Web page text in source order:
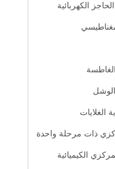
الكهربائية
الغلايات
ذات مرحلة واحدة
الكيميائية